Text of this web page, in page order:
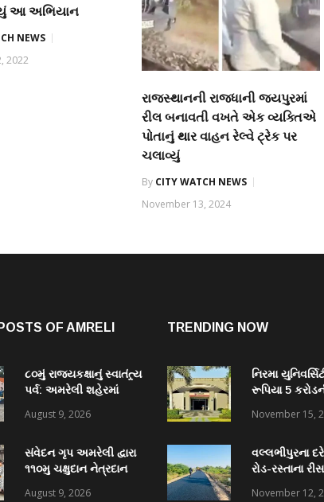
આ અભિયાન
NEWS
2022
રાજસ્થાનની રાજધાની જયપુરમાં
રીલ બનાવતી વખતે એક વ્યક્તિએ
પોતાનું થાર વાહન રેલ્વે ટ્રેક પર
ચલાવ્યું
By CITY WATCH NEWS
November 13, 2024
OF AMRELI
૮૦મું રાજ્યકક્ષાનું સ્વાતંત્ર્ય
પર્વ: અમરેલી શહેરમાં
અભિયાન, અમરેલીની
ક્રાંતિવીરોના બલિદાનની
અમર ગાથા
August 9, 2026
સંવેદન ગૃપ અમરેલી દ્વારા
૧૧૦મુ ચક્ષુદાન નેત્રદાન
August 9, 2026
TRENDING NOW
નિરમા
રૂપિયા 5
ફરિયાદ
November 15,
વલ્લભીપુરના
રોડ-રસ્તાના
November 12,